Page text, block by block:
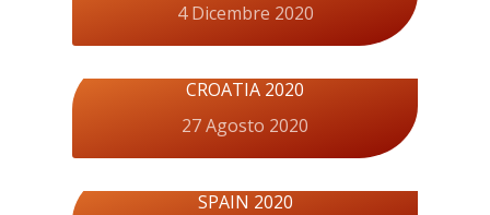
4 Dicembre 2020
CROATIA 2020
27 Agosto 2020
SPAIN 2020